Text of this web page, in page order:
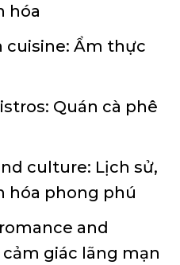
hóa
Ẩm thực
Quán cà phê
culture: Lịch sử,
hóa phong phú
and
giác lãng mạn